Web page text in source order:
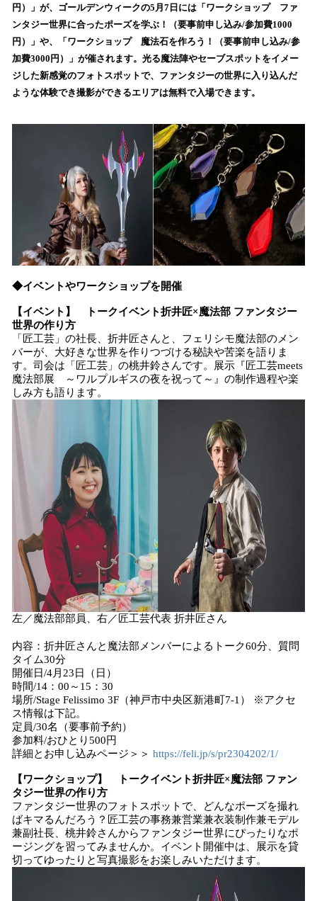
で
す
円）」が、ゴールデンウィークの5月7日には「ワークショップ ファ
ンタジー世界に合ったポーズを学ぶ！（要事前申し込み/参加費1000
円）」や、「ワークショップ 魔法石を作ろう！（要事前申し込み/参
加費3000円）」が催されます。光る魔法陣やセーブスポットをイメー
ジした新感覚のフォトスポットで、ファンタジーの世界に入り込んだ
ような体験でき撮影ができるエリアは無料で入場できます。
◆イベントやワークショップを開催
【イベント】 トークイベント折井匠×魔法部 ファンタジー
世界の作り方
「匠工芸」の社長、折井匠さんと、フェリシモ魔法部のメン
バーが、大好きな世界を作りつづける秘訣や苦楽を語りま
す。司会は「匠工芸」の桃井鈴さんです。展示『匠工芸meets
魔法部展 ～ワルプルギスの夜を祝って～』の制作過程や楽
しみ方も語ります。
左／魔法部部員、右／匠工芸代表 折井匠さん
内容：折井匠さんと魔法部メンバーによるトーク60分、質問
タイム30分
開催日/4月23日（日）
時間/14：00～15：30
場所/Stage Felissimo 3F（神戸市中央区新港町7-1） ※アクセ
ス情報は下記。
定員/30名（要事前予約）
参加料/おひとり500円
詳細とお申し込みページ＞＞ https://feli.jp/s/pr2304202/1/
【ワークショップ】 トークイベント折井匠×魔法部 ファン
タジー世界の作り方
ファンタジー世界のフォトスポットで、どんなポーズを撮れ
ばキマるんだろう？匠工芸の事務兼営業兼衣装制作兼モデル
兼副社長、桃井鈴さんからファンタジー世界にぴったりなポ
ージングを習ってみませんか。イベント開催中は、展示を貸
切ってゆったりと写真撮影をお楽しみいただけます。